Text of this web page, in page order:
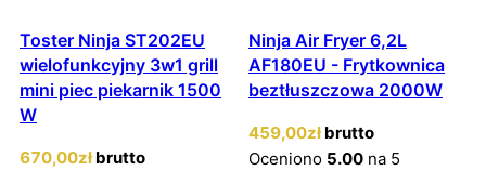
Toster Ninja ST202EU
wielofunkcyjny 3w1 grill
mini piec piekarnik 1500
W
670,00zł brutto
Ninja Air Fryer 6,2L
AF180EU - Frytkownica
beztłuszczowa 2000W
459,00zł brutto
Oceniono 5.00 na 5